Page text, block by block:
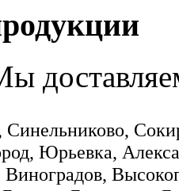
Синельниково,
Юрьевка,